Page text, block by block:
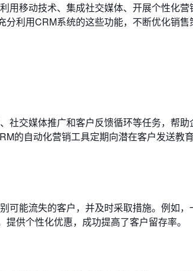
用移动技术、集成社交媒体、开展个性化
利用CRM系统的这些功能，不断优化销售
社交媒体推广和客户反馈循环等任务，帮助
的自动化营销工具定期向潜在客户发送教
可能流失的客户，并及时采取措施。例如
供个性化优惠，成功提高了客户留存率。